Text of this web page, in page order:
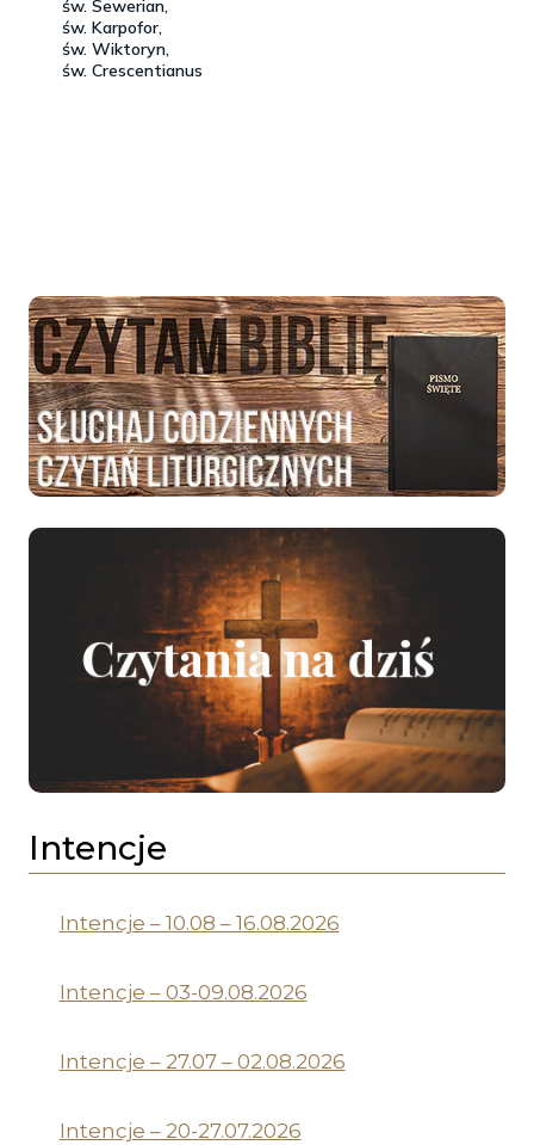
Intencje
Intencje – 10.08 – 16.08.2026
Intencje – 03-09.08.2026
Intencje – 27.07 – 02.08.2026
Intencje – 20-27.07.2026